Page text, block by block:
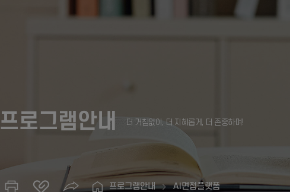
프로그램안내
프로그램안내 AI면접플랫폼